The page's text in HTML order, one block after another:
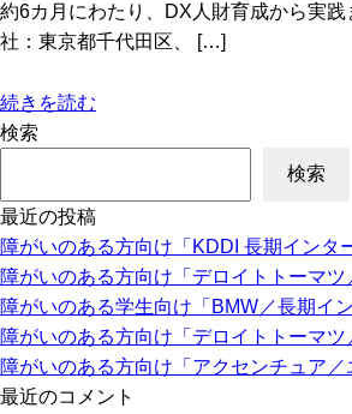
約6カ月にわたり、DX人財育成から実
社：東京都千代田区、 […]
続きを読む
検索
検索
最近の投稿
障がいのある方向け「KDDI 長期インタ
障がいのある方向け「デロイトトーマ
障がいのある学生向け「BMW／長期イ
障がいのある方向け「デロイトトーマ
障がいのある方向け「アクセンチュア
最近のコメント